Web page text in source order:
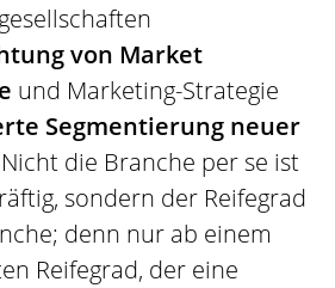
von Market
und Marketing-Strategie
Segmentierung neuer
die Branche per se ist
sondern der Reifegrad
denn nur ab einem
Reifegrad, der eine